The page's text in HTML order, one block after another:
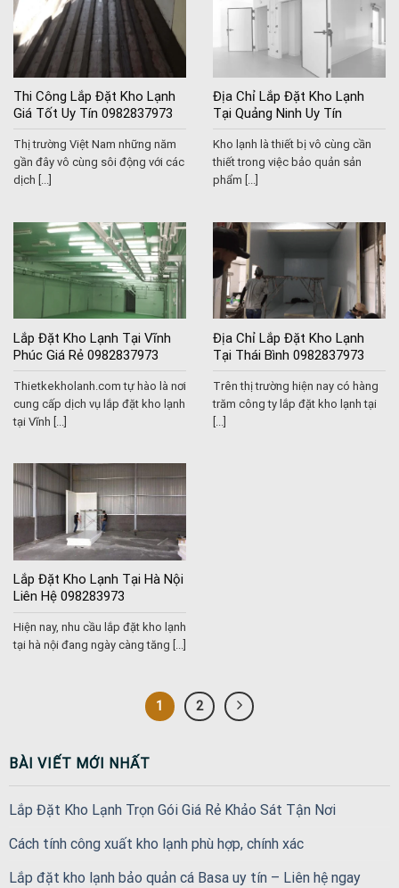
Thi Công Lắp Đặt Kho Lạnh
Giá Tốt Uy Tín 0982837973
Thị trường Việt Nam những năm
gần đây vô cùng sôi động với các
dịch [...]
Địa Chỉ Lắp Đặt Kho Lạnh
Tại Quảng Ninh Uy Tín
0982837973
Kho lạnh là thiết bị vô cùng cần
thiết trong việc bảo quản sản
phẩm [...]
Lắp Đặt Kho Lạnh Tại Vĩnh
Phúc Giá Rẻ 0982837973
Thietkekholanh.com tự hào là nơi
cung cấp dịch vụ lắp đặt kho lạnh
tại Vĩnh [...]
Địa Chỉ Lắp Đặt Kho Lạnh
Tại Thái Bình 0982837973
Trên thị trường hiện nay có hàng
trăm công ty lắp đặt kho lạnh tại
Lắp Đặt Kho Lạnh Tại Hà Nội
Liên Hệ 098283973
Hiện nay, nhu cầu lắp đặt kho lạnh
tại hà nội đang ngày càng tăng [...]
1 2
BÀI VIẾT MỚI NHẤT
Lắp Đặt Kho Lạnh Trọn Gói Giá Rẻ Khảo Sát Tận Nơi
Cách tính công xuất kho lạnh phù hợp, chính xác
Lắp đặt kho lạnh bảo quản cá Basa uy tín – Liên hệ ngay